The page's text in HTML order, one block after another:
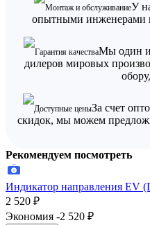
Монтаж и обслуживаниеУ
опытными инженерами
Гарантия качестваМы один
дилеров мировых
Доступные ценыЗа счет
скидок, мы можем
Рекомендуем посмотреть
Индикатор направления EV
2 520 ₽
Экономия -2 520 ₽